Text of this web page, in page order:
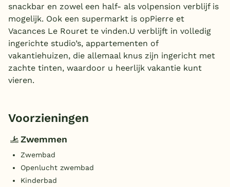
snackbar en zowel een half- als volpension verblijf is
mogelijk. Ook een supermarkt is opPierre et
Vacances Le Rouret te vinden.U verblijft in volledig
ingerichte studio’s, appartementen of
vakantiehuizen, die allemaal knus zijn ingericht met
zachte tinten, waardoor u heerlijk vakantie kunt
vieren.
Voorzieningen
Zwemmen
Zwembad
Openlucht zwembad
Kinderbad